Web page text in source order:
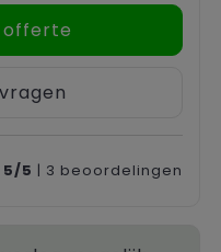
offerte
5/5 | 3 beoordelingen